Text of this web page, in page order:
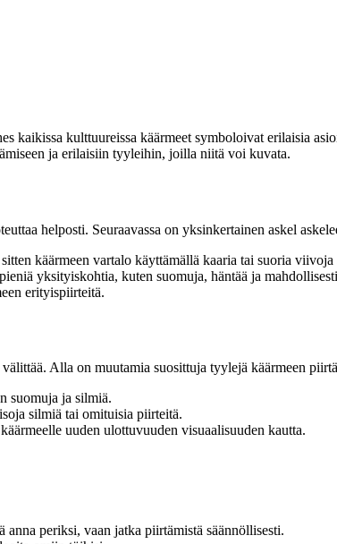
kulttuureissa käärmeet symboloivat erilaisia
ja erilaisiin tyyleihin, joilla niitä voi kuvata.
helposti. Seuraavassa on yksinkertainen askel
käärmeen vartalo käyttämällä kaaria tai suoria viivoja
yksityiskohtia, kuten suomuja, häntää ja
erityispiirteitä.
Alla on muutamia suosittuja tyylejä käärmeen
suomuja ja silmiä.
silmiä tai omituisia piirteitä.
uuden ulottuvuuden visuaalisuuden kautta.
periksi, vaan jatka piirtämistä säännöllisesti.